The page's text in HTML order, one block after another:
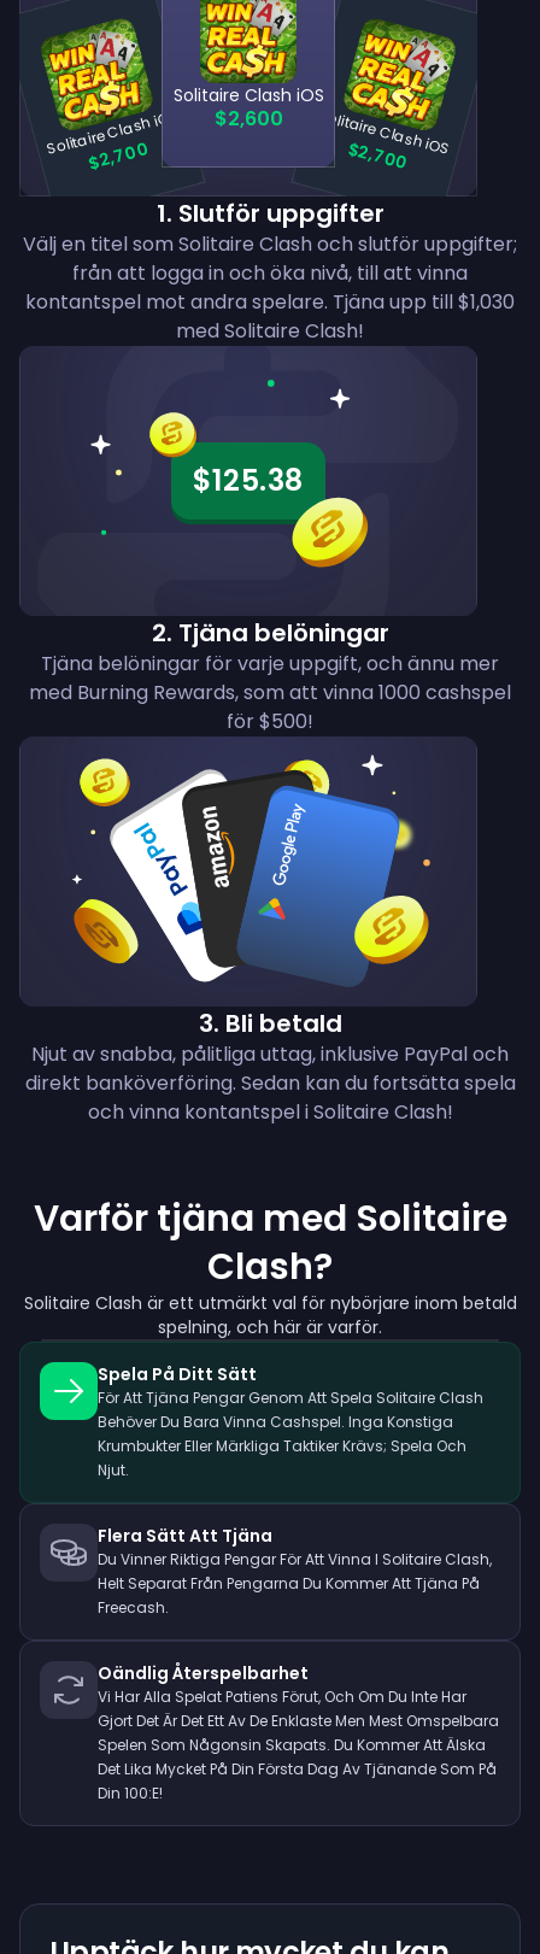
Solitaire Clash iOS
$2,700
Solitaire Clash iOS
$2,600 Solitaire Clash iOS
$2,700
1. Slutför uppgifter
Välj en titel som Solitaire Clash och slutför uppgifter;
från att logga in och öka nivå, till att vinna
kontantspel mot andra spelare. Tjäna upp till $1,030
med Solitaire Clash!
$125.38
2. Tjäna belöningar
Tjäna belöningar för varje uppgift, och ännu mer
med Burning Rewards, som att vinna 1000 cashspel
för $500!
3. Bli betald
Njut av snabba, pålitliga uttag, inklusive PayPal och
direkt banköverföring. Sedan kan du fortsätta spela
och vinna kontantspel i Solitaire Clash!
Varför tjäna med Solitaire
Clash?
Solitaire Clash är ett utmärkt val för nybörjare inom betald
spelning, och här är varför.
Spela På Ditt Sätt
För Att Tjäna Pengar Genom Att Spela Solitaire Clash
Behöver Du Bara Vinna Cashspel. Inga Konstiga
Krumbukter Eller Märkliga Taktiker Krävs; Spela Och
Njut.
Flera Sätt Att Tjäna
Du Vinner Riktiga Pengar För Att Vinna I Solitaire Clash,
Helt Separat Från Pengarna Du Kommer Att Tjäna På
Freecash.
Oändlig Återspelbarhet
Vi Har Alla Spelat Patiens Förut, Och Om Du Inte Har
Gjort Det Är Det Ett Av De Enklaste Men Mest Omspelbara
Spelen Som Någonsin Skapats. Du Kommer Att Älska
Det Lika Mycket På Din Första Dag Av Tjänande Som På
Din 100:e!